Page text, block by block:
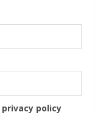
policy